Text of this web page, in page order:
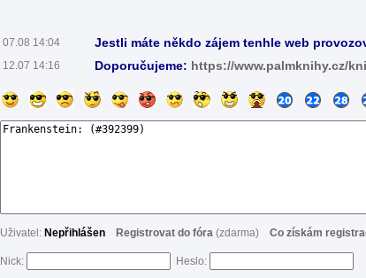
07.08 14:04 Jestli máte někdo zájem tenhle web
12.07 14:16 Doporučujeme: https://www.palmknihy.cz/
Uživatel: Nepřihlášen Registrovat do fóra (zdarma) Co získám
Nick: Heslo: